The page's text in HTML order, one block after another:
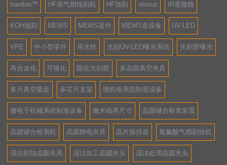
hardion™ HF蒸气相蚀刻机 HF蚀刻 idonus IR显微镜
KOH蚀刻 MEMS MEMS器件 MEMS造设备 UV-LED
VPE 中小型零件 亲水性 光刻UV-LED曝光系统 光刻胶曝光
再合金化 可视化 固化光刻胶 多晶圆真空夹具
多片真空吸盘 多芯片支架 微机电系统制造设备
微电子机械系统制造设备 微米临界尺寸 晶圆键合检查装置
晶圆键合检测机 晶圆静电夹具 晶片保持器 氢氟酸气相刻蚀机
湿法刻蚀晶圆夹具 湿法加工晶圆夹头 湿法处理晶圆夹头